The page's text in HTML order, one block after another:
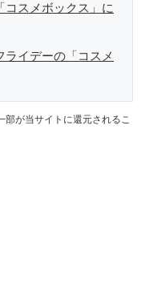
コスメボックス」に
イデーの「コスメ
が当サイトに還元されるこ